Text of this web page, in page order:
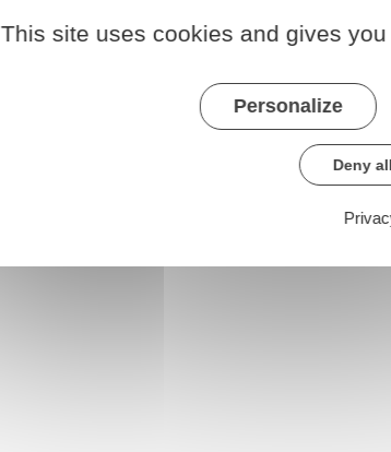
This site uses cookies and gives
Personalize
Deny